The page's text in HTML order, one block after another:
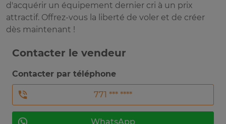
d'acquérir un équipement dernier cri à un prix
attractif. Offrez-vous la liberté de voler et de créer
dès maintenant !
Contacter le vendeur
Contacter par téléphone
771 *** ****
WhatsApp